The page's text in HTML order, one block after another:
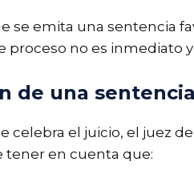
se emita una sentencia
proceso no es inmediato
de una
celebra el juicio, el juez
tener en cuenta que: